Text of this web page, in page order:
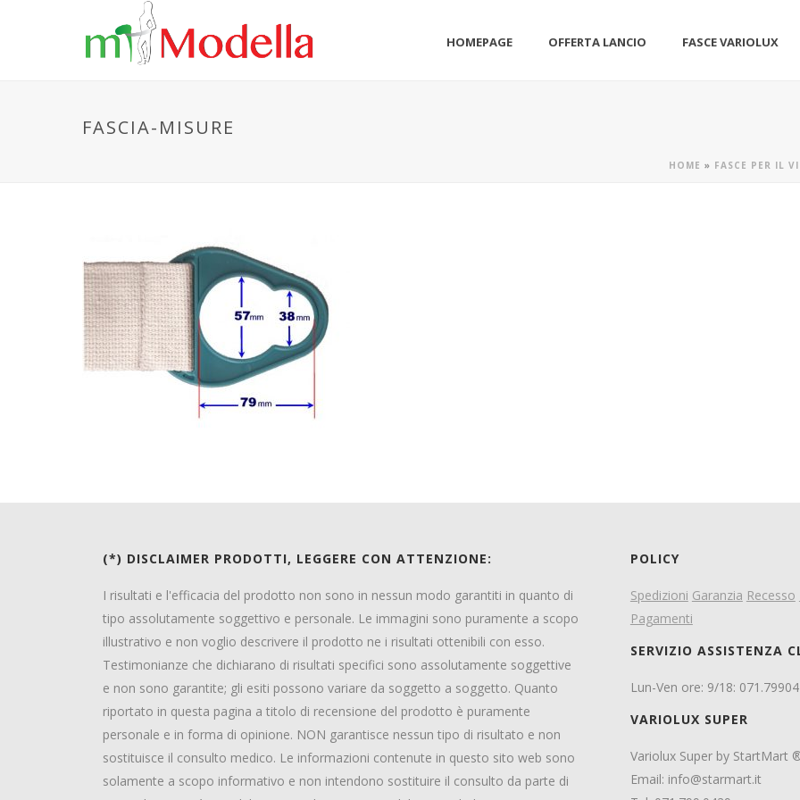
HOMEPAGE OFFERTA LANCIO FASCE VARIOLUX
FASCIA-MISURE
HOME » FASCE PER IL
(*) DISCLAIMER PRODOTTI, LEGGERE CON ATTENZIONE:
I risultati e l'efficacia del prodotto non sono in nessun modo garantiti in quanto di
tipo assolutamente soggettivo e personale. Le immagini sono puramente a scopo
illustrativo e non voglio descrivere il prodotto ne i risultati ottenibili con esso.
Testimonianze che dichiarano di risultati specifici sono assolutamente soggettive
e non sono garantite; gli esiti possono variare da soggetto a soggetto. Quanto
riportato in questa pagina a titolo di recensione del prodotto è puramente
personale e in forma di opinione. NON garantisce nessun tipo di risultato e non
sostituisce il consulto medico. Le informazioni contenute in questo sito web sono
solamente a scopo informativo e non intendono sostituire il consulto da parte di
POLICY
Spedizioni Garanzia Recesso
Pagamenti
SERVIZIO ASSISTENZA
Lun-Ven ore: 9/18:
VARIOLUX SUPER
Variolux Super by StartMart
Email: info@starmart.it